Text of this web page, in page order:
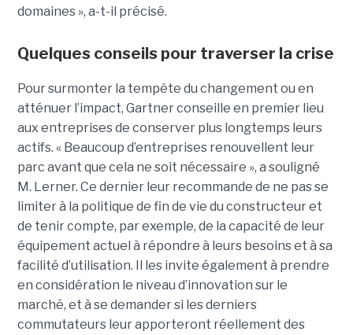
domaines », a-t-il précisé.
Quelques conseils pour traverser la crise
Pour surmonter la tempête du changement ou en
atténuer l’impact, Gartner conseille en premier lieu
aux entreprises de conserver plus longtemps leurs
actifs. « Beaucoup d’entreprises renouvellent leur
parc avant que cela ne soit nécessaire », a souligné
M. Lerner. Ce dernier leur recommande de ne pas se
limiter à la politique de fin de vie du constructeur et
de tenir compte, par exemple, de la capacité de leur
équipement actuel à répondre à leurs besoins et à sa
facilité d’utilisation. Il les invite également à prendre
en considération le niveau d’innovation sur le
marché, et à se demander si les derniers
commutateurs leur apporteront réellement des